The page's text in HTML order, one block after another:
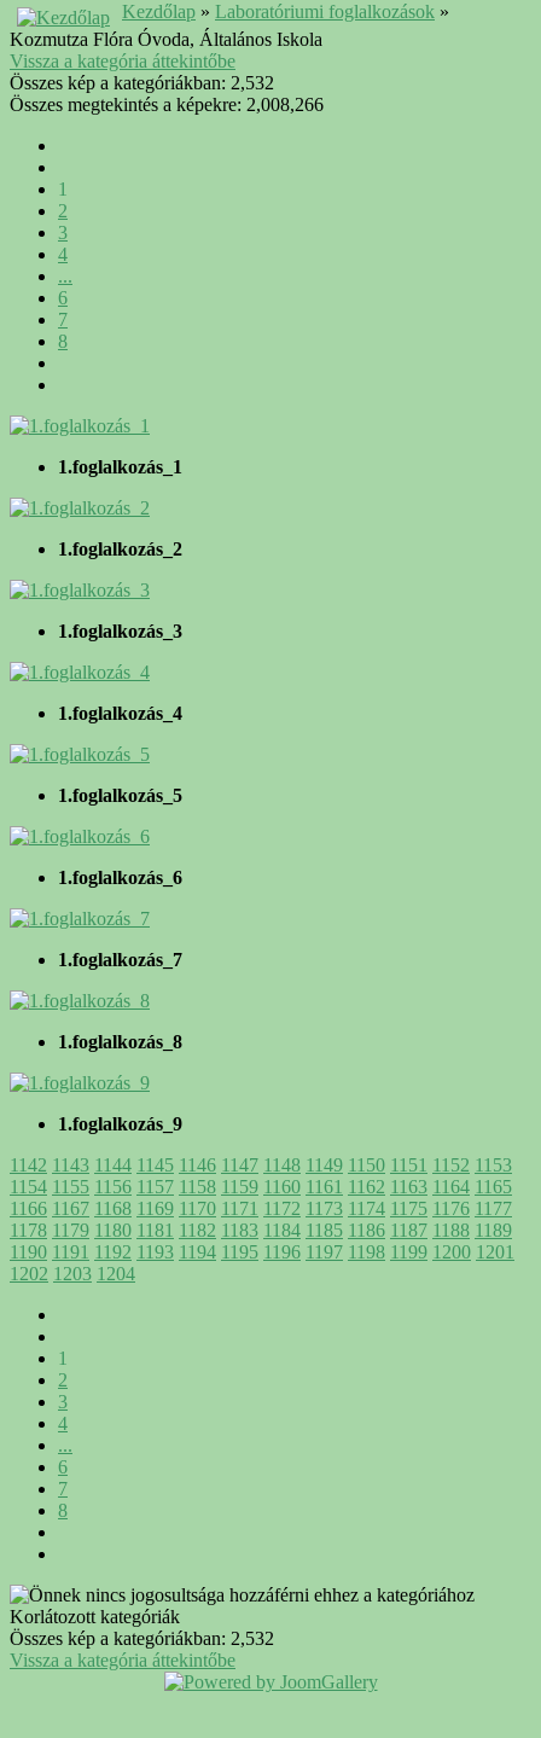
Kezdőlap » Laboratóriumi foglalkozások »
Kozmutza Flóra Óvoda, Általános Iskola
Vissza a kategória áttekintőbe
Összes kép a kategóriákban: 2,532
Összes megtekintés a képekre: 2,008,266
1
2
3
4
...
6
7
8
1.foglalkozás_1
1.foglalkozás_2
1.foglalkozás_3
1.foglalkozás_4
1.foglalkozás_5
1.foglalkozás_6
1.foglalkozás_7
1.foglalkozás_8
1.foglalkozás_9
1142 1143 1144 1145 1146 1147 1148 1149 1150 1151 1152 1153
1154 1155 1156 1157 1158 1159 1160 1161 1162 1163 1164 1165
1166 1167 1168 1169 1170 1171 1172 1173 1174 1175 1176 1177
1178 1179 1180 1181 1182 1183 1184 1185 1186 1187 1188 1189
1190 1191 1192 1193 1194 1195 1196 1197 1198 1199 1200 1201
1202 1203 1204
1
2
3
4
...
6
7
8
Korlátozott kategóriák
Összes kép a kategóriákban: 2,532
Vissza a kategória áttekintőbe